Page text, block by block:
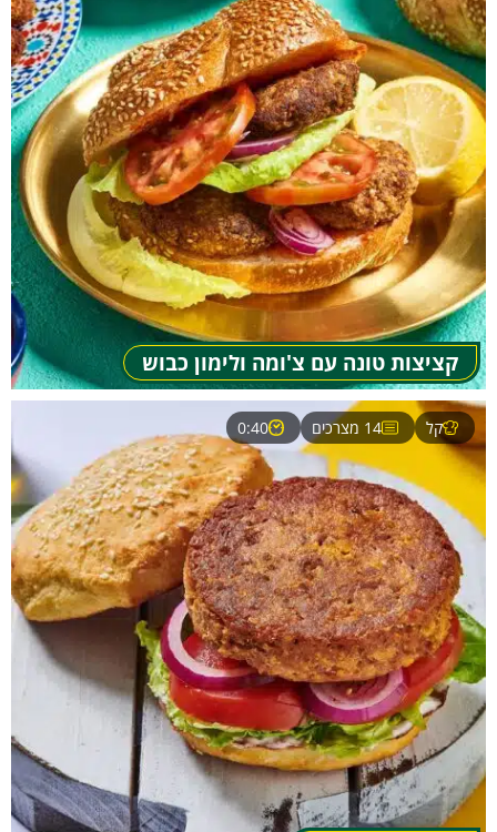
קציצות טונה עם צ'ומה ולימון כבוש
קל 14 מצרכים 0:40